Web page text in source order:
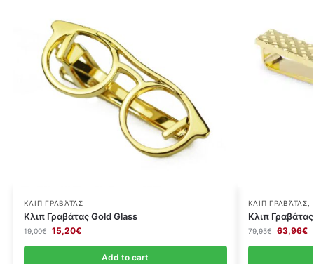
ΚΛΙΠ ΓΡΑΒΆΤΑΣ
Κλιπ Γραβάτας Gold Glass
19,00€ 15,20€
Add to cart
ΚΛΙΠ ΓΡΑΒΆΤΑΣ ,
Κλιπ
79,95€ 63,96€